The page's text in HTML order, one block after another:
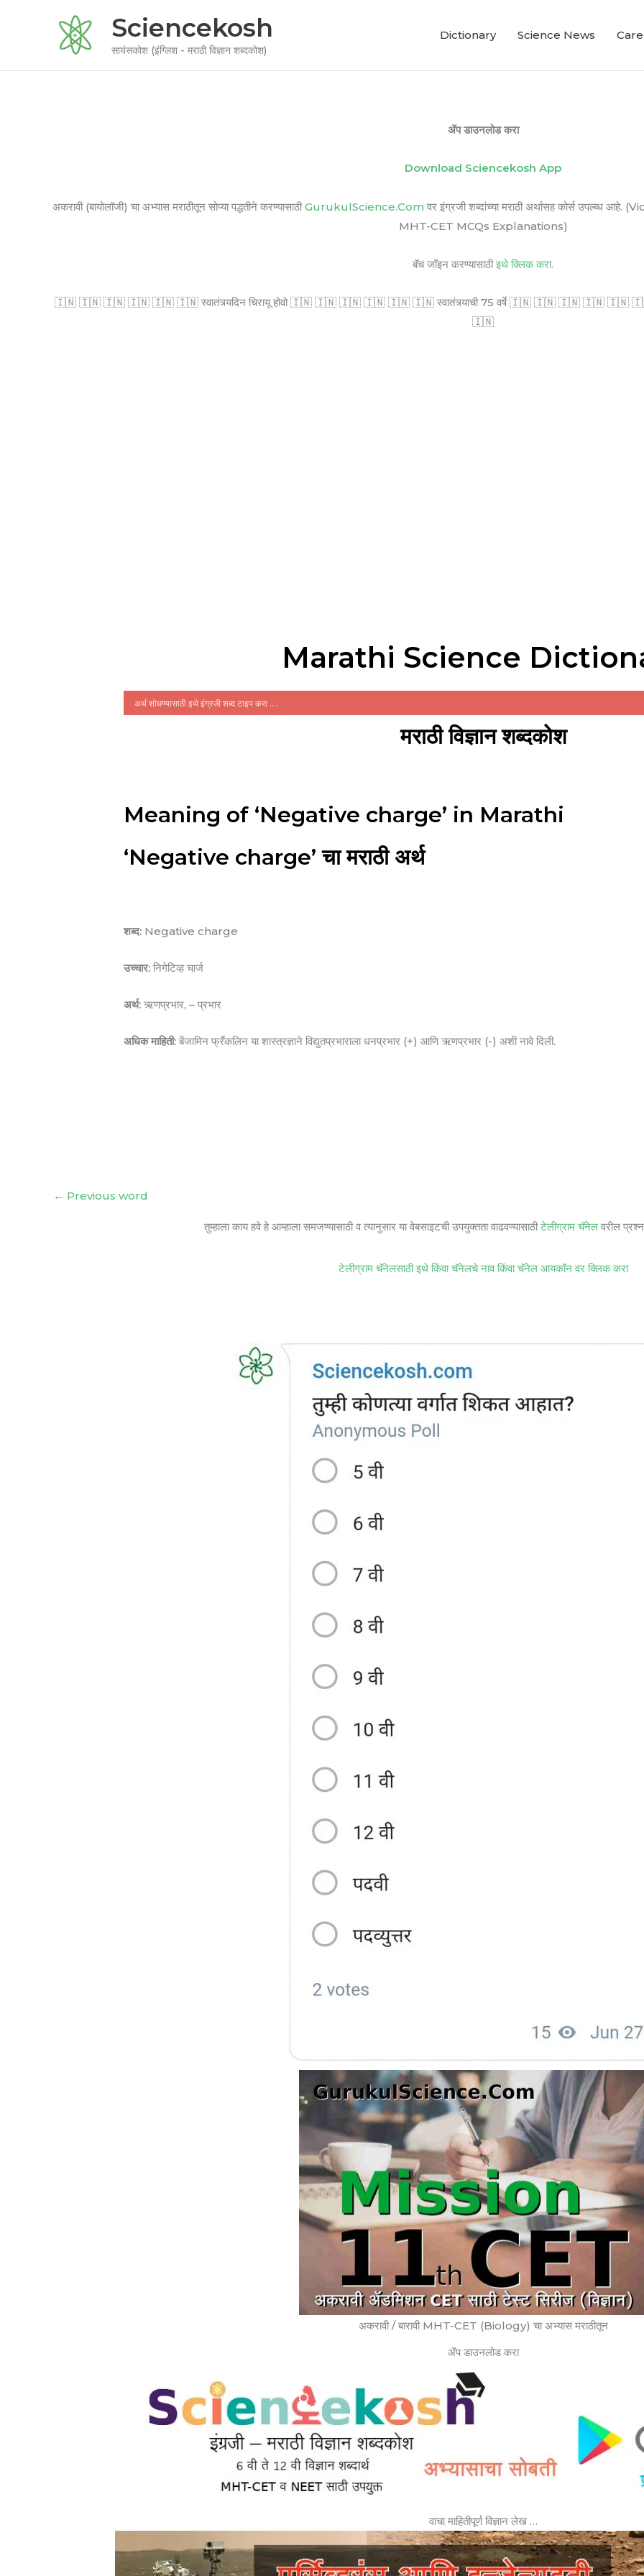
Sciencekosh
सायंसकोश (इंग्लिश - मराठी विज्ञान शब्दकोश)
Dictionary Science News
ॲप डाउनलोड करा
Download Sciencekosh App
अकरावी (बायोलॉजी) चा अभ्यास मराठीतून सोप्या पद्धतीने करण्यासाठीGurukulScience.Com वर इंग्रजी शब्दांच्या मराठी अर्थासह कोर्स
MHT-CET MCQs Explanations)
बॅच जॉइन करण्यासाठीइथे क्लिक करा.
🇮🇳 🇮🇳 🇮🇳 🇮🇳 🇮🇳 🇮🇳 स्वातंत्र्यदिन चिरायू होवो 🇮🇳 🇮🇳 🇮🇳 🇮🇳 🇮🇳 🇮🇳 स्वातंत्र्याची 75 वर्षे 🇮🇳 🇮🇳 🇮🇳 🇮🇳 🇮🇳 🇮🇳
🇮🇳
Marathi Science
मराठी विज्ञान शब्दकोश
Meaning of ‘Negative charge’ in Marathi
‘Negative charge’ चा मराठी अर्थ
शब्द: Negative charge
उच्चार: निगेटिव्ह चार्ज
अर्थ: ऋणप्रभार, – प्रभार
अधिक माहिती: बेंजामिन फ्रँकलिन या शास्त्रज्ञाने विद्युतप्रभाराला धनप्रभार (+) आणि ऋणप्रभार (-) अशी नावे दिली.
← Previous word
तुम्हाला काय हवे हे आम्हाला समजण्यासाठी व त्यानुसार या वेबसाइटची उपयुक्तता वाढवण्यासाठीटेलीग्राम चॅनेल वरील
टेलीग्राम चॅनेलसाठी इथे किंवा चॅनेलचे नाव किंवा चॅनेल आयकॉन वर क्लिक करा
अकरावी / बारावी MHT-CET (Biology) चा अभ्यास मराठीतून
ॲप डाउनलोड करा
वाचा माहितीपूर्ण विज्ञान लेख …